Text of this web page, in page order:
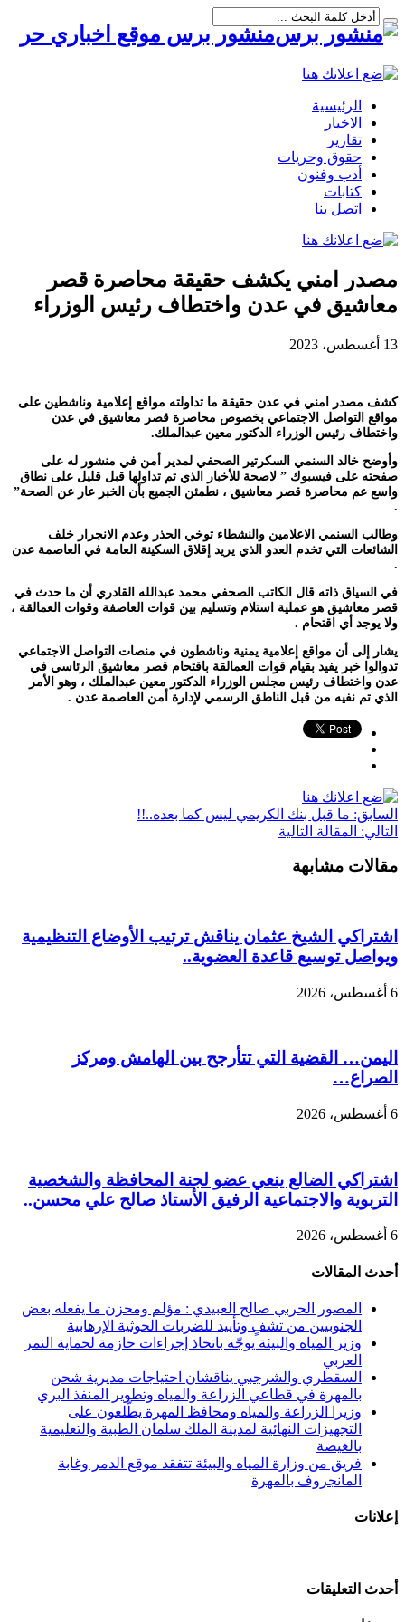
منشور برس موقع اخباري حر
الرئيسية
الاخبار
تقارير
حقوق وحريات
أدب وفنون
كتابات
اتصل بنا
مصدر امني يكشف حقيقة محاصرة قصر
معاشيق في عدن واختطاف رئيس الوزراء
13 أغسطس، 2023
كشف مصدر امني في عدن حقيقة ما تداولته مواقع إعلامية وناشطين على
مواقع التواصل الاجتماعي بخصوص محاصرة قصر معاشيق في عدن
واختطاف رئيس الوزراء الدكتور معين عبدالملك.
وأوضح خالد السنمي السكرتير الصحفي لمدير أمن في منشور له على
صفحته على فيسبوك ” لاصحة للأخبار الذي تم تداولها قبل قليل على نطاق
واسع عم محاصرة قصر معاشيق ، نطمئن الجميع بأن الخبر عار عن الصحة”
.
وطالب السنمي الاعلامين والنشطاء توخي الحذر وعدم الانجرار خلف
الشائعات التي تخدم العدو الذي يريد إقلاق السكينة العامة في العاصمة عدن
.
في السياق ذاته قال الكاتب الصحفي محمد عبدالله القادري أن ما حدث في
قصر معاشيق هو عملية استلام وتسليم بين قوات العاصفة وقوات العمالقة ،
ولا يوجد أي اقتحام .
يشار إلى أن مواقع إعلامية يمنية وناشطون في منصات التواصل الاجتماعي
تدوالوا خبر يفيد بقيام قوات العمالقة باقتحام قصر معاشيق الرئاسي في
عدن واختطاف رئيس مجلس الوزراء الدكتور معين عبدالملك ، وهو الأمر
الذي تم نفيه من قبل الناطق الرسمي لإدارة أمن العاصمة عدن .
السابق: ما قبل بنك الكريمي ليس كما بعده..!!
التالي: المقالة التالية
مقالات مشابهة
اشتراكي الشيخ عثمان يناقش ترتيب الأوضاع التنظيمية
ويواصل توسيع قاعدة العضوية..
6 أغسطس، 2026
اليمن… القضية التي تتأرجح بين الهامش ومركز
الصراع…
6 أغسطس، 2026
اشتراكي الضالع ينعي عضو لجنة المحافظة والشخصية
التربوية والاجتماعية الرفيق الأستاذ صالح علي محسن..
6 أغسطس، 2026
أحدث المقالات
المصور الحربي صالح العبيدي : مؤلم ومحزن ما يفعله بعض
الجنوبيين من تشفٍ وتأييد للضربات الحوثية الإرهابية
وزير المياه والبيئة يوجّه باتخاذ إجراءات حازمة لحماية النمر
العربي
السقطري والشرجبي يناقشان احتياجات مديرية شحن
بالمهرة في قطاعي الزراعة والمياه وتطوير المنفذ البري
وزيرا الزراعة والمياه ومحافظ المهرة يطّلعون على
التجهيزات النهائية لمدينة الملك سلمان الطبية والتعليمية
بالغيضة
فريق من وزارة المياه والبيئة تتفقد موقع الدمر وغابة
المانجروف بالمهرة
إعلانات
أحدث التعليقات